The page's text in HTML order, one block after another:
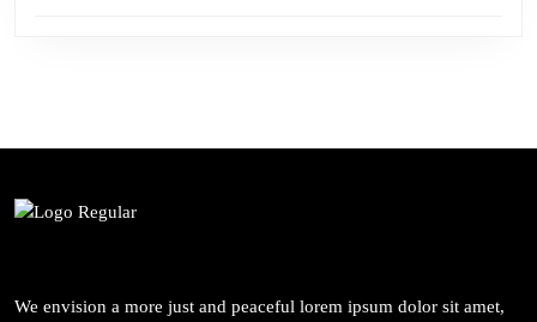
We envision a more just and peaceful lorem ipsum dolor sit amet,